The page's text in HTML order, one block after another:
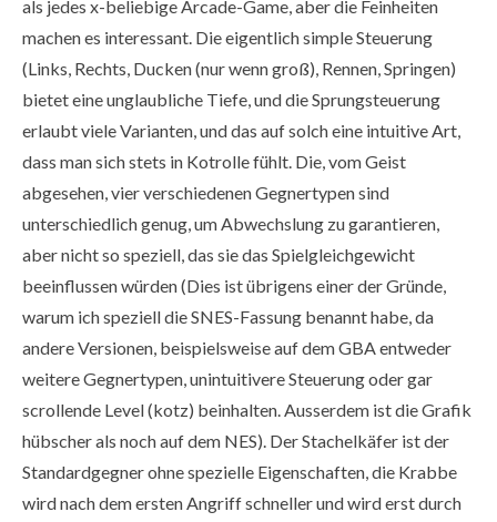
als jedes x-beliebige Arcade-Game, aber die Feinheiten
machen es interessant. Die eigentlich simple Steuerung
(Links, Rechts, Ducken (nur wenn groß), Rennen, Springen)
bietet eine unglaubliche Tiefe, und die Sprungsteuerung
erlaubt viele Varianten, und das auf solch eine intuitive Art,
dass man sich stets in Kotrolle fühlt. Die, vom Geist
abgesehen, vier verschiedenen Gegnertypen sind
unterschiedlich genug, um Abwechslung zu garantieren,
aber nicht so speziell, das sie das Spielgleichgewicht
beeinflussen würden (Dies ist übrigens einer der Gründe,
warum ich speziell die SNES-Fassung benannt habe, da
andere Versionen, beispielsweise auf dem GBA entweder
weitere Gegnertypen, unintuitivere Steuerung oder gar
scrollende Level (kotz) beinhalten. Ausserdem ist die Grafik
hübscher als noch auf dem NES). Der Stachelkäfer ist der
Standardgegner ohne spezielle Eigenschaften, die Krabbe
wird nach dem ersten Angriff schneller und wird erst durch